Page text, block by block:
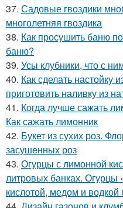
37. Садовые гвоздики
многолетняя гвоздика
38. Как просушить баню
баню?
39. Усы клубники, что с
40. Как сделать настойку
приготовить наливку из
41. Когда лучше сажать
Как сажать лимонник
42. Букет из сухих роз.
засушенных роз
43. Огурцы с лимонной
литровых банках.
кислотой, медом и водкой